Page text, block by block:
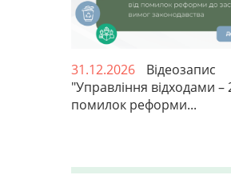
31.12.2026
Відеозапис
"Управління відходами –
помилок реформи...